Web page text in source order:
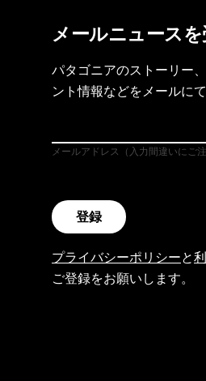
メールニュース
パタゴニアのストーリー
ント情報などをメールに
メールアドレス（入力間違いにご注
登録
プライバシーポリシーと
ご登録をお願いします。